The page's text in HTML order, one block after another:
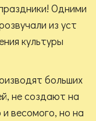
Одними
из уст
культуры
больших
не создают на
весомого, но на